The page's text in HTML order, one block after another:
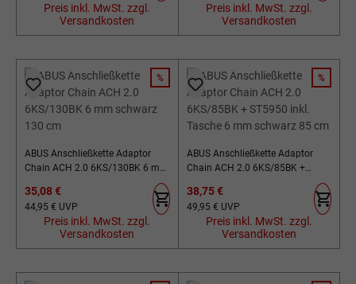
Preis inkl. MwSt. zzgl.
Versandkosten
Preis inkl. MwSt. zzgl.
Versandkosten
RABATT
%
ABUS Anschließkette Adaptor
Chain ACH 2.0 6KS/130BK 6 mm
Verkaufspreis:
35,08 €
Regulärer Preis:
44,95 € UVP
Preis inkl. MwSt. zzgl.
Versandkosten
RABATT
%
ABUS Anschließkette Adaptor
Chain ACH 2.0 6KS/85BK +
schwarz 85 cm
Verkaufspreis:
38,75 €
Regulärer Preis:
49,95 € UVP
Preis inkl. MwSt. zzgl.
Versandkosten